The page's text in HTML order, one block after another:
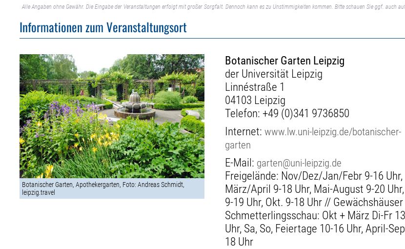
Alle Angaben ohne Gewähr. Die Eingabe der Veranstaltungen erfolgt mit großer Sorgfalt. Dennoch kann es zu Unstimmigkeiten kommen. Bitte schauen Sie ggf. auch
Informationen zum Veranstaltungsort
Botanischer Garten, Apothekergarten, Foto: Andreas Schmidt,
leipzig.travel
Botanischer Garten Leipzig
der Universität Leipzig
Linnéstraße 1
04103 Leipzig
Telefon: +49 (0)341 9736850
Internet:www.lw.uni-leipzig.de/botanischer-
garten
E-Mail: garten@uni-leipzig.de
Freigelände: Nov/Dez/Jan/Febr 9-16 Uhr,
März/April 9-18 Uhr, Mai-August 9-20
9-19 Uhr, Okt. 9-18 Uhr //
Schmetterlingsschau: Okt + März Di-Fr
Uhr, Sa, So, Feiertage 10-16 Uhr, April-
18 Uhr